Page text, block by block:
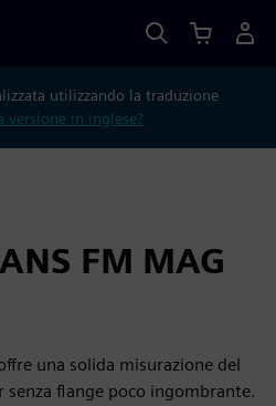
utilizzando la traduzione
versione in inglese?
FM MAG
una solida misurazione del
flange poco ingombrante.